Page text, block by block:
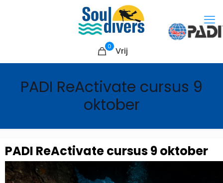
0 Vrij
PADI ReActivate cursus 9
oktober
PADI ReActivate cursus 9 oktober